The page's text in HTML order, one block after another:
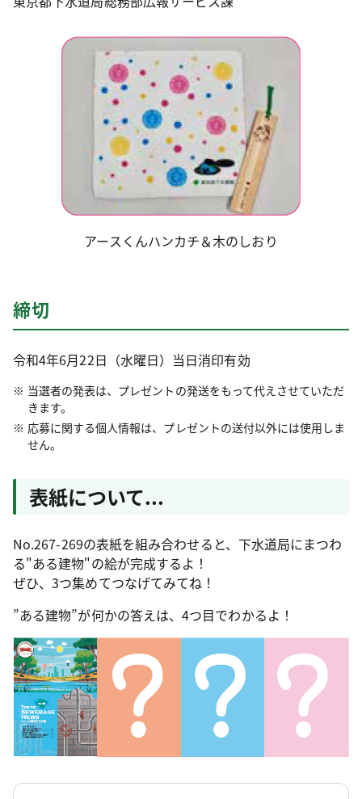
アースくんハンカチ＆木のしおり
締切
令和4年6月22日（水曜日）当日消印有効
当選者の発表は、プレゼントの発送をもって代えさせていただ
きます。
応募に関する個人情報は、プレゼントの送付以外には使用しま
せん。
表紙について...
No.267-269の表紙を組み合わせると、下水道局にまつわ
る"ある建物"の絵が完成するよ！
ぜひ、3つ集めてつなげてみてね！
”ある建物”が何かの答えは、4つ目でわかるよ！